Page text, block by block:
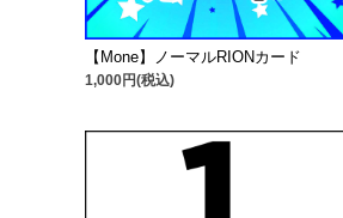
【Mone】ノーマルRIONカード
1,000円(税込)